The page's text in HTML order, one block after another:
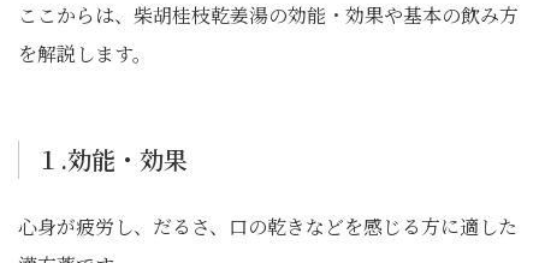
ここからは、柴胡桂枝乾姜湯の効能・効果や基本の飲み方
を解説します。
１.効能・効果
心身が疲労し、だるさ、口の乾きなどを感じる方に適した